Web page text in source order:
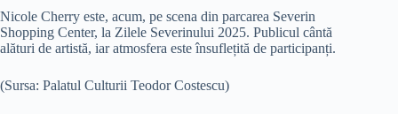
Nicole Cherry este, acum, pe scena din parcarea Severin
Shopping Center, la Zilele Severinului 2025. Publicul cântă
alături de artistă, iar atmosfera este însuflețită de participanți.
(Sursa: Palatul Culturii Teodor Costescu)